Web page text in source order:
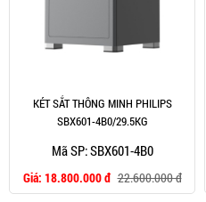
KÉT SẮT THÔNG MINH PHILIPS
SBX601-4B0/29.5KG
Mã SP: SBX601-4B0
Giá: 18.800.000 đ 22.600.000 đ